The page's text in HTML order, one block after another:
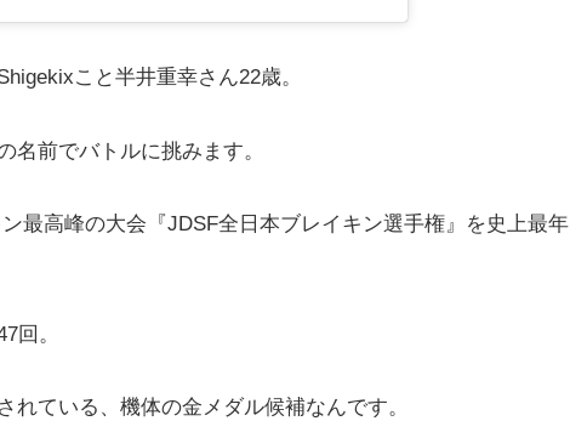
こと半井重幸さん22歳。
名前でバトルに挑みます。
最高峰の大会『JDSF全日本ブレイキン選手権』を史上最年
回。
ている、機体の金メダル候補なんです。